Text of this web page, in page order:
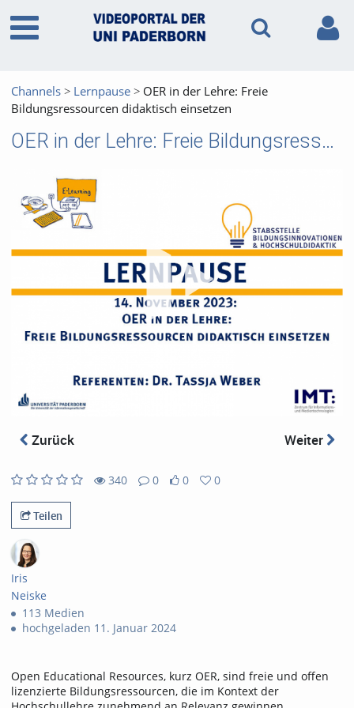
Channels Lernpause
OER in der Lehre: Freie
Bildungsressourcen didaktisch einsetzen
OER in der Lehre: Freie Bildungsressourcen didaktisch einsetzen
Zurück Weiter
340
views
0
Kommentare
0
likes
0
favoritesTeilen
Iris
Neiske
113 Medien
hochgeladen 11. Januar 2024
Open Educational Resources, kurz OER, sind freie und offen
lizenzierte Bildungsressourcen, die im Kontext der